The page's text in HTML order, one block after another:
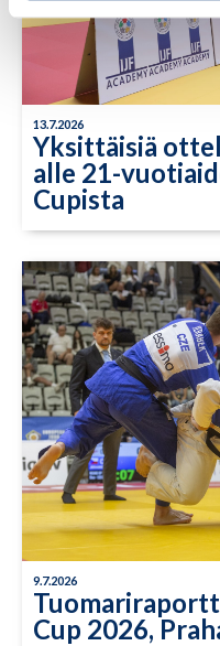
13.7.2026
Yksittäisiä
alle 21-
Cupista
9.7.2026
Cup 2026,